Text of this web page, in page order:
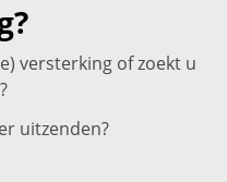
versterking of zoekt u
uitzenden?